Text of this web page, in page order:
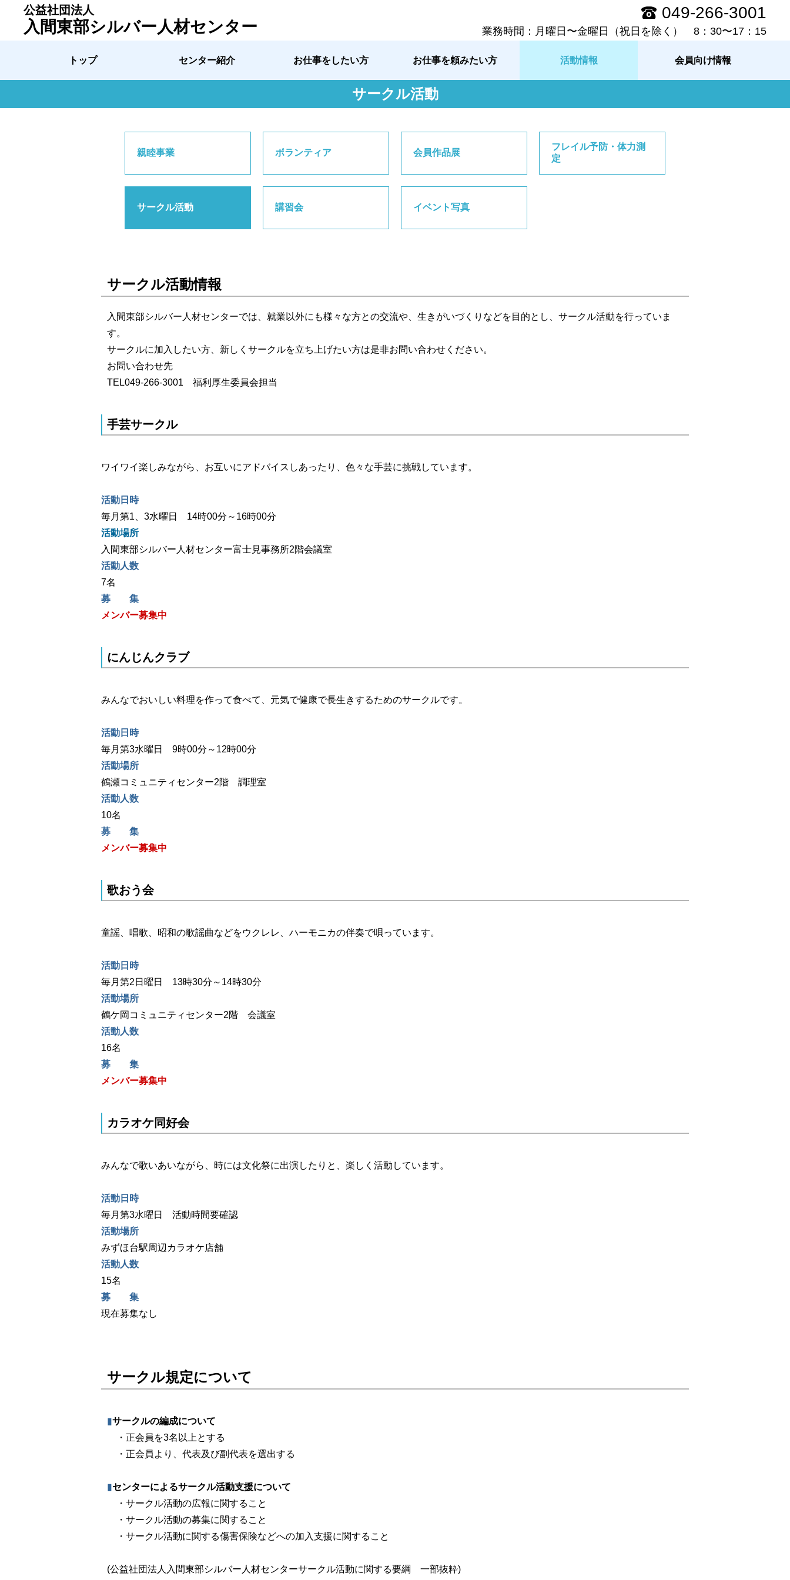
公益社団法人
入間東部シルバー人材センター
049-266-3001
業務時間：月曜日〜金曜日（祝日を除く） 8：30〜17：15
トップ センター紹介 お仕事をしたい方 お仕事を頼みたい方 活動情報 会員向け情報
サークル活動
親睦事業 ボランティア 会員作品展
フレイル予防・体力測
定
サークル活動 講習会 イベント写真
サークル活動情報
入間東部シルバー人材センターでは、就業以外にも様々な方との交流や、生きがいづくりなどを目的とし、サークル活動を行っていま
す。
サークルに加入したい方、新しくサークルを立ち上げたい方は是非お問い合わせください。
お問い合わせ先
TEL049-266-3001 福利厚生委員会担当
手芸サークル
ワイワイ楽しみながら、お互いにアドバイスしあったり、色々な手芸に挑戦しています。
活動日時
毎月第1、3水曜日 14時00分～16時00分
活動場所
入間東部シルバー人材センター富士見事務所2階会議室
活動人数
7名
募 集
メンバー募集中
にんじんクラブ
みんなでおいしい料理を作って食べて、元気で健康で長生きするためのサークルです。
活動日時
毎月第3水曜日 9時00分～12時00分
活動場所
鶴瀬コミュニティセンター2階 調理室
活動人数
10名
募 集
メンバー募集中
歌おう会
童謡、唱歌、昭和の歌謡曲などをウクレレ、ハーモニカの伴奏で唄っています。
活動日時
毎月第2日曜日 13時30分～14時30分
活動場所
鶴ケ岡コミュニティセンター2階 会議室
活動人数
16名
募 集
メンバー募集中
カラオケ同好会
みんなで歌いあいながら、時には文化祭に出演したりと、楽しく活動しています。
活動日時
毎月第3水曜日 活動時間要確認
活動場所
みずほ台駅周辺カラオケ店舗
活動人数
15名
募 集
現在募集なし
サークル規定について
▮サークルの編成について
・正会員を3名以上とする
・正会員より、代表及び副代表を選出する
▮センターによるサークル活動支援について
・サークル活動の広報に関すること
・サークル活動の募集に関すること
・サークル活動に関する傷害保険などへの加入支援に関すること
(公益社団法人入間東部シルバー人材センターサークル活動に関する要綱 一部抜粋)